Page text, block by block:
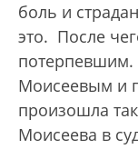
боль и
это. После
потерпевшим.
Моисеевым и
произошла
Моисеева в